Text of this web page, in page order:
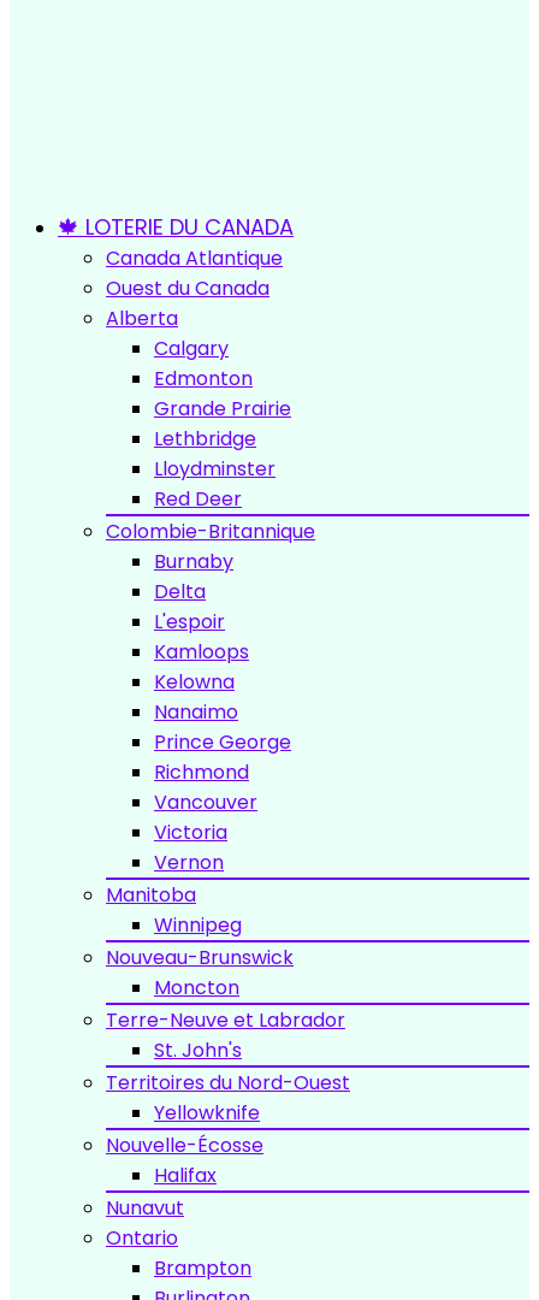
🍁 LOTERIE DU CANADA
Canada Atlantique
Ouest du Canada
Alberta
Calgary
Edmonton
Grande Prairie
Lethbridge
Lloydminster
Red Deer
Colombie-Britannique
Burnaby
Delta
L'espoir
Kamloops
Kelowna
Nanaimo
Prince George
Richmond
Vancouver
Victoria
Vernon
Manitoba
Winnipeg
Nouveau-Brunswick
Moncton
Terre-Neuve et Labrador
St. John's
Territoires du Nord-Ouest
Yellowknife
Nouvelle-Écosse
Halifax
Nunavut
Ontario
Brampton